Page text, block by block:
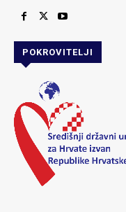
POKROVITELJI